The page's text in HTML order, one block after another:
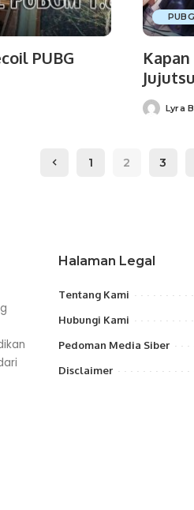
PUBG
PostedLyra
1 2 3
Halaman Legal
Tentang Kami
Hubungi Kami
Pedoman Media Siber
Disclaimer